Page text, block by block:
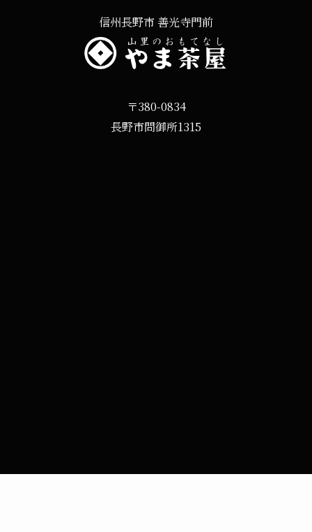
信州長野市 善光寺門前
〒380-0834
長野市問御所1315